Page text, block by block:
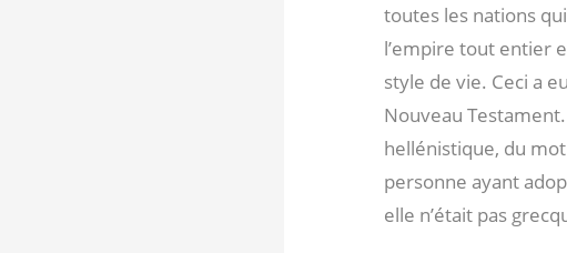
toutes les nations
l’empire tout entier
style de vie. Ceci a
Nouveau
hellénistique, du
personne ayant
elle n’était pas